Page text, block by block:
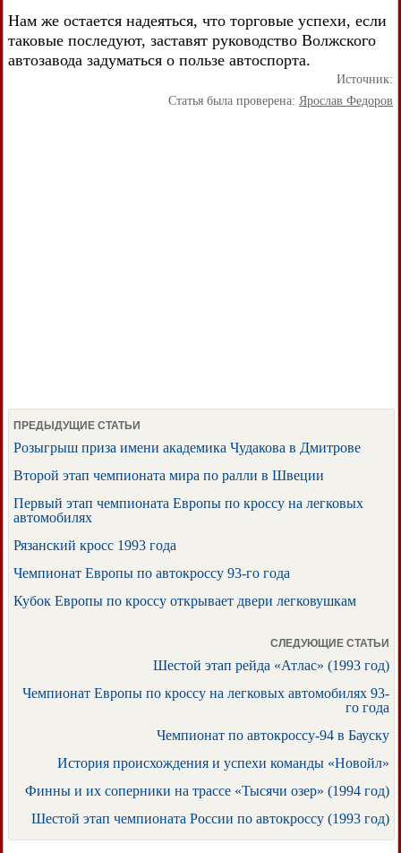
Нам же остается надеяться, что торговые успехи, если
таковые последуют, заставят руководство Волжского
автозавода задуматься о пользе автоспорта.
Источник:
Статья была проверена: Ярослав Федоров
ПРЕДЫДУЩИЕ СТАТЬИ
Розыгрыш приза имени академика Чудакова в Дмитрове
Второй этап чемпионата мира по ралли в Швеции
Первый этап чемпионата Европы по кроссу на легковых
автомобилях
Рязанский кросс 1993 года
Чемпионат Европы по автокроссу 93-го года
Кубок Европы по кроссу открывает двери легковушкам
СЛЕДУЮЩИЕ СТАТЬИ
Шестой этап рейда «Атлас» (1993 год)
Чемпионат Европы по кроссу на легковых автомобилях 93-
го года
Чемпионат по автокроссу-94 в Бауску
История происхождения и успехи команды «Новойл»
Финны и их соперники на трассе «Тысячи озер» (1994 год)
Шестой этап чемпионата России по автокроссу (1993 год)